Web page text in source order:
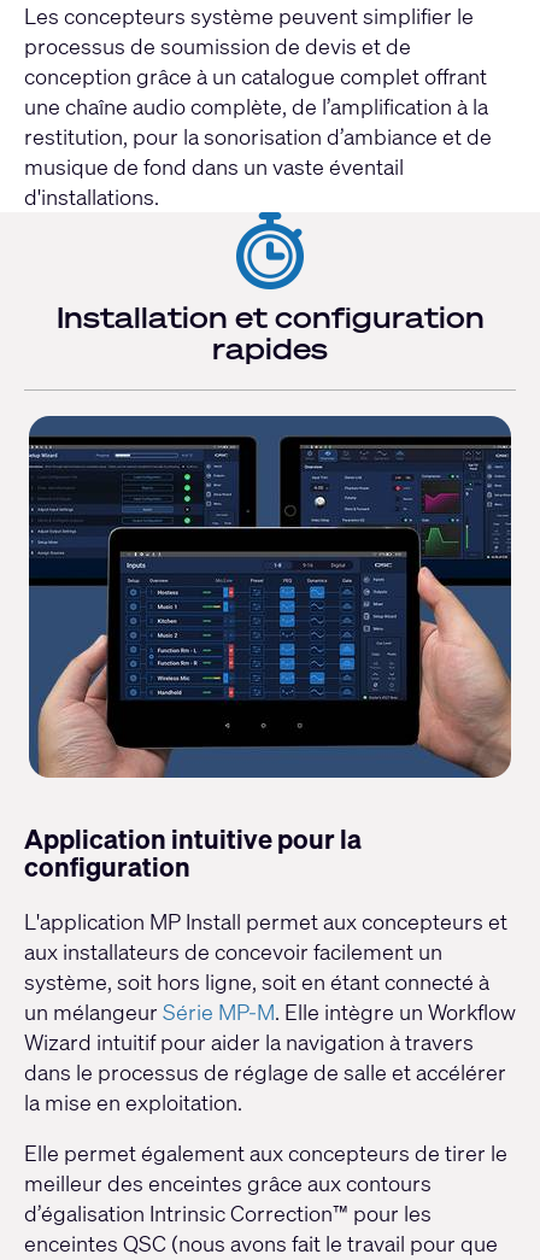
Les concepteurs système peuvent simplifier le
processus de soumission de devis et de
conception grâce à un catalogue complet offrant
une chaîne audio complète, de l’amplification à la
restitution, pour la sonorisation d’ambiance et de
musique de fond dans un vaste éventail
d'installations.
Installation et configuration
rapides
Application intuitive pour la
configuration
L'application MP Install permet aux concepteurs et
aux installateurs de concevoir facilement un
système, soit hors ligne, soit en étant connecté à
un mélangeur Série MP-M. Elle intègre un Workflow
Wizard intuitif pour aider la navigation à travers
dans le processus de réglage de salle et accélérer
la mise en exploitation.
Elle permet également aux concepteurs de tirer le
meilleur des enceintes grâce aux contours
d’égalisation Intrinsic Correction™ pour les
enceintes QSC (nous avons fait le travail pour que